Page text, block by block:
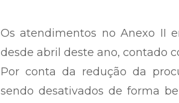
Os atendimentos no Anexo II
desde abril deste ano, contado
Por conta da redução da
sendo desativados de forma